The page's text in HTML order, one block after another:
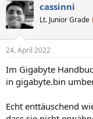
k
t
i
e
:
cassinni
Lt. Junior Grade
24. April 2022
Im Gigabyte
in gigabyte.bin
Echt enttäuschend